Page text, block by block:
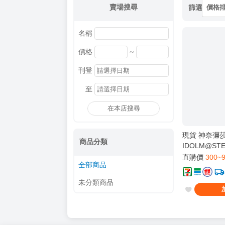
賣場搜尋
名稱
價格 ~
刊登
至
在本店搜尋
商品分類
全部商品
未分類商品
篩選 價格
現貨 神奈彌
直購價